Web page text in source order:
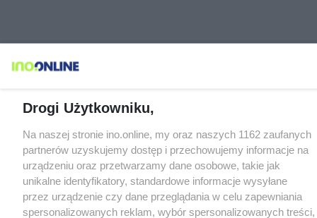
Drogi Użytkowniku,
Na naszej stronie ino.online, my oraz naszych 1162 zaufanych
partnerów uzyskujemy dostęp i przechowujemy informacje na
urządzeniu oraz przetwarzamy dane osobowe, takie jak
unikalne identyfikatory, standardowe informacje wysyłane
przez urządzenie czy dane przeglądania w celu zapewniania
spersonalizowanych reklam, wybór spersonalizowanych treści,